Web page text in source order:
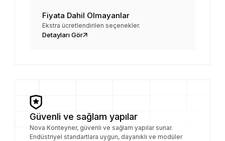
Fiyata Dahil Olmayanlar
Ekstra ücretlendirilen seçenekler.
Detayları Gör
Güvenli ve sağlam yapılar
Nova Konteyner, güvenli ve sağlam yapılar sunar.
Endüstriyel standartlara uygun, dayanıklı ve modüler